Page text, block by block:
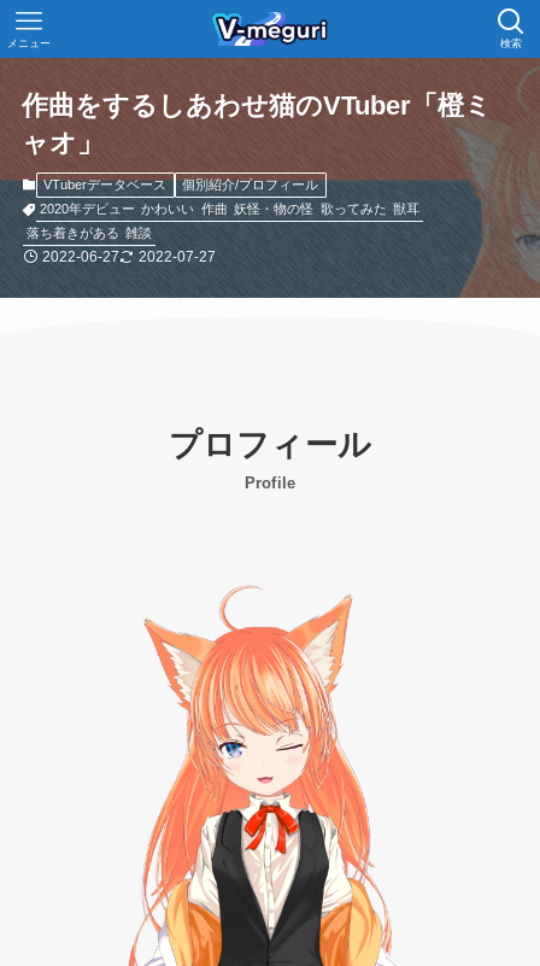
検索
メニュー
作曲をするしあわせ猫のVTuber「橙ミ
ャオ」
VTuberデータベース
個別紹介/プロフィール
2020年デビュー かわいい 作曲 妖怪・物の怪 歌ってみた 獣耳
落ち着きがある 雑談
2022-06-27 2022-07-27
プロフィール
Profile